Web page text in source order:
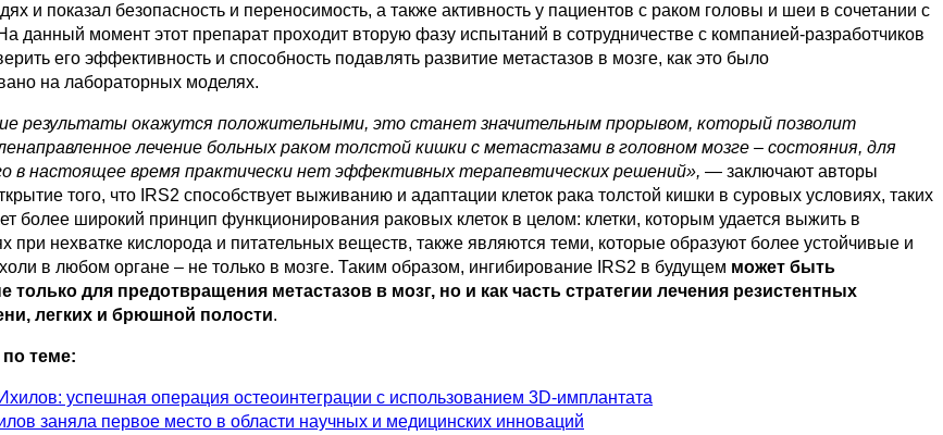
и показал безопасность и переносимость, а также активность у пациентов с раком головы и шеи в сочетании с
данный момент этот препарат проходит вторую фазу испытаний в сотрудничестве с компанией-разработчиков
его эффективность и способность подавлять развитие метастазов в мозге, как это было
на лабораторных моделях.
результаты окажутся положительными, это станет значительным прорывом, который позволит
лечение больных раком толстой кишки с метастазами в головном мозге – состояния, для
в настоящее время практически нет эффективных терапевтических решений», — заключают авторы
того, что IRS2 способствует выживанию и адаптации клеток рака толстой кишки в суровых условиях, таких
более широкий принцип функционирования раковых клеток в целом: клетки, которым удается выжить в
при нехватке кислорода и питательных веществ, также являются теми, которые образуют более устойчивые и
в любом органе – не только в мозге. Таким образом, ингибирование IRS2 в будущем может быть
только для предотвращения метастазов в мозг, но и как часть стратегии лечения резистентных
легких и брюшной полости.
теме:
успешная операция остеоинтеграции с использованием 3D-имплантата
заняла первое место в области научных и медицинских инноваций